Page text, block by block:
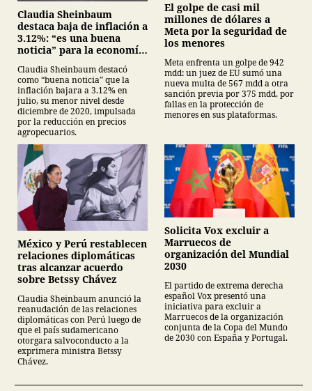
Claudia Sheinbaum
destaca baja de inflación a
3.12%: “es una buena
noticia” para la economía
Claudia Sheinbaum destacó
como “buena noticia” que la
inflación bajara a 3.12% en
julio, su menor nivel desde
diciembre de 2020, impulsada
por la reducción en precios
agropecuarios.
El golpe de casi mil
millones de dólares a
Meta por la seguridad de
los menores
Meta enfrenta un golpe de 942
mdd: un juez de EU sumó una
nueva multa de 567 mdd a otra
sanción previa por 375 mdd, por
fallas en la protección de
menores en sus plataformas.
México y Perú restablecen
relaciones diplomáticas
tras alcanzar acuerdo
sobre Betssy Chávez
Claudia Sheinbaum anunció la
reanudación de las relaciones
diplomáticas con Perú luego de
que el país sudamericano
otorgara salvoconducto a la
exprimera ministra Betssy
Chávez.
Solicita Vox excluir a
Marruecos de
organización del Mundial
2030
El partido de extrema derecha
español Vox presentó una
iniciativa para excluir a
Marruecos de la organización
conjunta de la Copa del Mundo
de 2030 con España y Portugal.